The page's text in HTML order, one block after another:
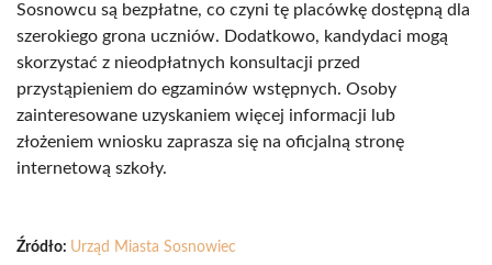
Sosnowcu są bezpłatne, co czyni tę placówkę dostępną dla
szerokiego grona uczniów. Dodatkowo, kandydaci mogą
skorzystać z nieodpłatnych konsultacji przed
przystąpieniem do egzaminów wstępnych. Osoby
zainteresowane uzyskaniem więcej informacji lub
złożeniem wniosku zaprasza się na oficjalną stronę
internetową szkoły.
Źródło: Urząd Miasta Sosnowiec